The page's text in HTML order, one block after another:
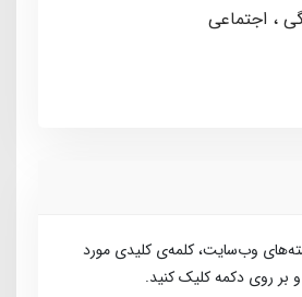
، اجتماعی
وب‌سایت، کلمه‌ی کلیدی مورد
بر روی دکمه کلیک کنید.